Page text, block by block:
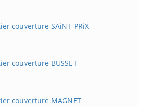
couverture SAiNT-PRiX
couverture BUSSET
couverture MAGNET